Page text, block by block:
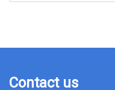
Contact us